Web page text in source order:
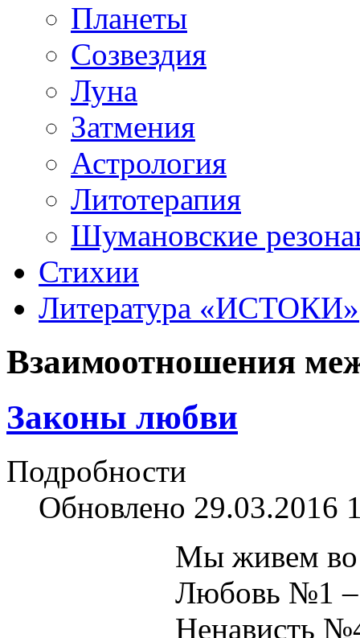
Планеты
Созвездия
Луна
Затмения
Астрология
Литотерапия
Шумановские
Стихии
Литература «‎ИСТОКИ»‎
Взаимоотношения
Законы любви
Подробности
Обновлено 29.03.2016
Мы живем во
Любовь №1 –
Ненависть